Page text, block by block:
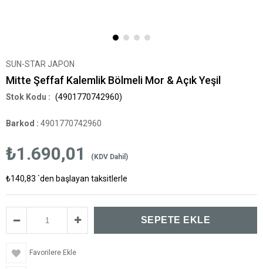
SUN-STAR JAPON
Mitte Şeffaf Kalemlik Bölmeli Mor & Açık Yeşil
(4901770742960)
Barkod : 4901770742960
₺1.690,01 (KDV Dahil)
₺140,83 `den başlayan taksitlerle
Favorilere Ekle